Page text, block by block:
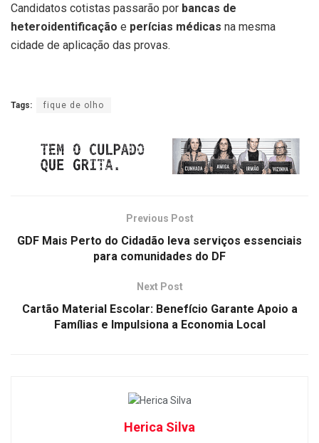
Candidatos cotistas passarão por bancas de
heteroidentificação e perícias médicas na mesma
cidade de aplicação das provas.
Tags: fique de olho
Previous Post
GDF Mais Perto do Cidadão leva serviços essenciais
para comunidades do DF
Next Post
Cartão Material Escolar: Benefício Garante Apoio a
Famílias e Impulsiona a Economia Local
Herica Silva